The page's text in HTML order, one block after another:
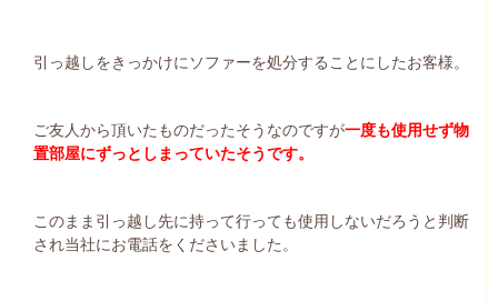
引っ越しをきっかけにソファーを処分することにしたお客様。
ご友人から頂いたものだったそうなのですが一度も使用せず物
置部屋にずっとしまっていたそうです。
このまま引っ越し先に持って行っても使用しないだろうと判断
され当社にお電話をくださいました。